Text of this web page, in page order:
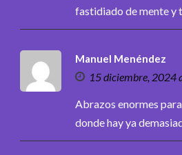
fastidiado de mente y
Manuel Menéndez
15 diciembre, 2024
Abrazos enormes
donde hay ya